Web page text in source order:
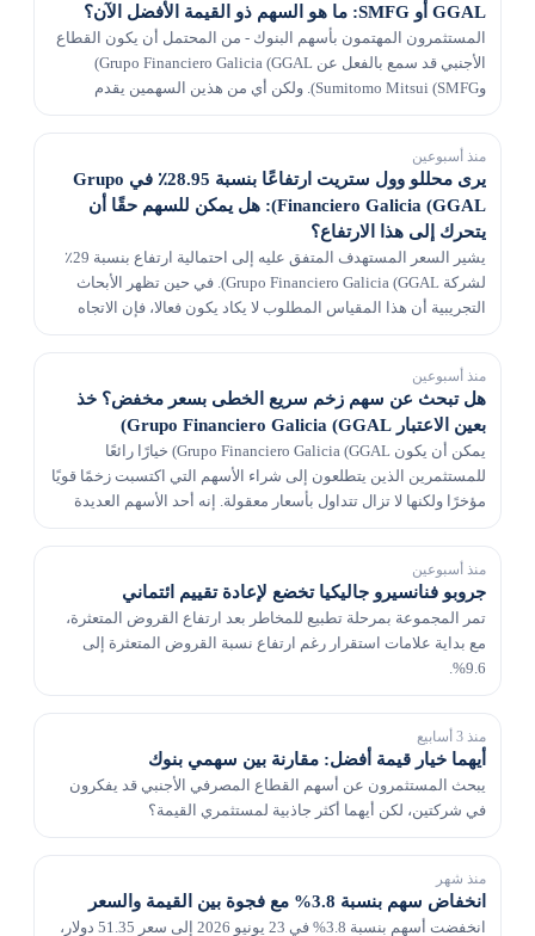
GGAL أو SMFG: ما هو السهم ذو القيمة الأفضل الآن؟
المستثمرون المهتمون بأسهم البنوك - من المحتمل أن يكون القطاع
الأجنبي قد سمع بالفعل عن Grupo Financiero Galicia (GGAL)
وSumitomo Mitsui (SMFG). ولكن أي من هذين السهمين يقدم
منذ أسبوعين
يرى محللو وول ستريت ارتفاعًا بنسبة 28.95٪ في Grupo
Financiero Galicia (GGAL): هل يمكن للسهم حقًا أن
يتحرك إلى هذا الارتفاع؟
يشير السعر المستهدف المتفق عليه إلى احتمالية ارتفاع بنسبة 29٪
لشركة Grupo Financiero Galicia (GGAL). في حين تظهر الأبحاث
التجريبية أن هذا المقياس المطلوب لا يكاد يكون فعالا، فإن الاتجاه
منذ أسبوعين
هل تبحث عن سهم زخم سريع الخطى بسعر مخفض؟ خذ
بعين الاعتبار Grupo Financiero Galicia (GGAL)
يمكن أن يكون Grupo Financiero Galicia (GGAL) خيارًا رائعًا
للمستثمرين الذين يتطلعون إلى شراء الأسهم التي اكتسبت زخمًا قويًا
مؤخرًا ولكنها لا تزال تتداول بأسعار معقولة. إنه أحد الأسهم العديدة
منذ أسبوعين
جروبو فنانسيرو جاليكيا تخضع لإعادة تقييم ائتماني
تمر المجموعة بمرحلة تطبيع للمخاطر بعد ارتفاع القروض المتعثرة،
مع بداية علامات استقرار رغم ارتفاع نسبة القروض المتعثرة إلى
9.6%.
منذ 3 أسابيع
أيهما خيار قيمة أفضل: مقارنة بين سهمي بنوك
يبحث المستثمرون عن أسهم القطاع المصرفي الأجنبي قد يفكرون
في شركتين، لكن أيهما أكثر جاذبية لمستثمري القيمة؟
منذ شهر
انخفاض سهم بنسبة 3.8% مع فجوة بين القيمة والسعر
انخفضت أسهم بنسبة 3.8% في 23 يونيو 2026 إلى سعر 51.35 دولار،